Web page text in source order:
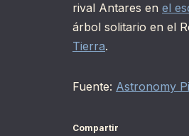
rival Antares en el
árbol solitario en el
Tierra.
Fuente: Astronomy
Compartir